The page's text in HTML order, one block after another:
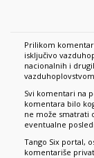
Prilikom
isključivo
nacionalnih i
Svi komentari na
komentara bilo
ne može smatrati
eventualne
Tango Six portal,
komentariše